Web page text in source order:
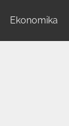
Ekonomika